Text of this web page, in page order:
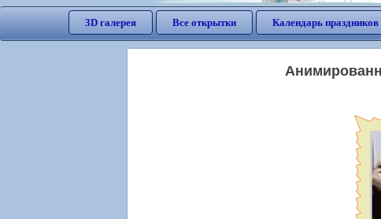
3D галерея Все открытки Календарь праздников